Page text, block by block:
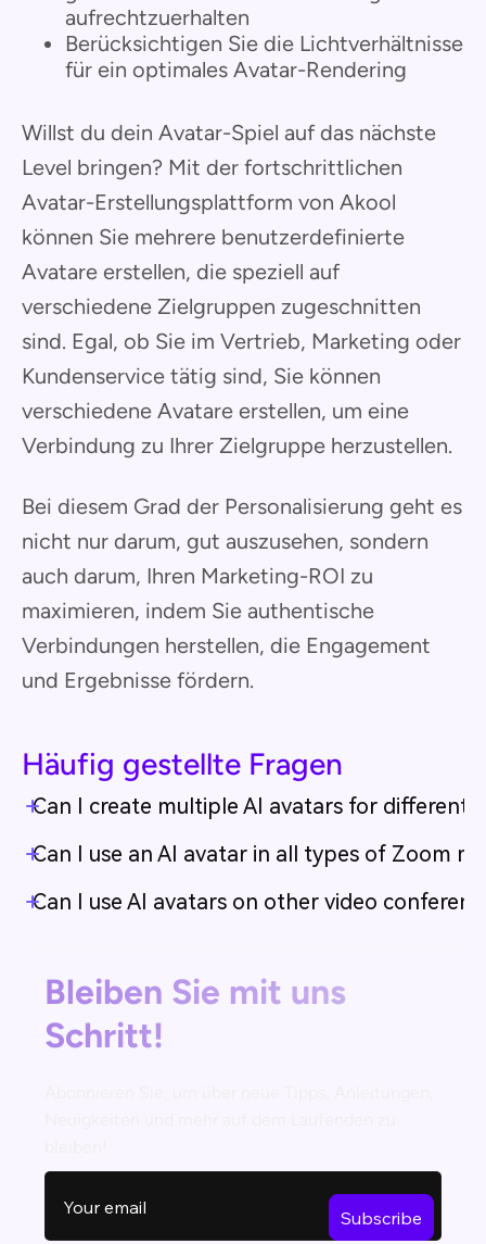
aufrechtzuerhalten
Berücksichtigen Sie die Lichtverhältnisse
für ein optimales Avatar-Rendering
Willst du dein Avatar-Spiel auf das nächste
Level bringen? Mit der fortschrittlichen
Avatar-Erstellungsplattform von Akool
können Sie mehrere benutzerdefinierte
Avatare erstellen, die speziell auf
verschiedene Zielgruppen zugeschnitten
sind. Egal, ob Sie im Vertrieb, Marketing oder
Kundenservice tätig sind, Sie können
verschiedene Avatare erstellen, um eine
Verbindung zu Ihrer Zielgruppe herzustellen.
Bei diesem Grad der Personalisierung geht es
nicht nur darum, gut auszusehen, sondern
auch darum, Ihren Marketing-ROI zu
maximieren, indem Sie authentische
Verbindungen herstellen, die Engagement
und Ergebnisse fördern.
Häufig gestellte Fragen
Can I create multiple AI avatars for different
Can I use an AI avatar in all types of Zoom
Can I use AI avatars on other video
Bleiben Sie mit uns
Schritt!